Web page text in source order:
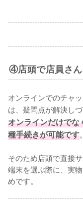
④店頭で店員さ
オンラインでのチャ
は、疑問点が解決し
オンラインだけで
種手続きが可能です。
そのため店頭で直接
端末を選ぶ際に、実
めです。